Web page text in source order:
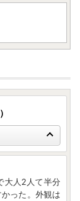
大人2人て半分
った。外観は